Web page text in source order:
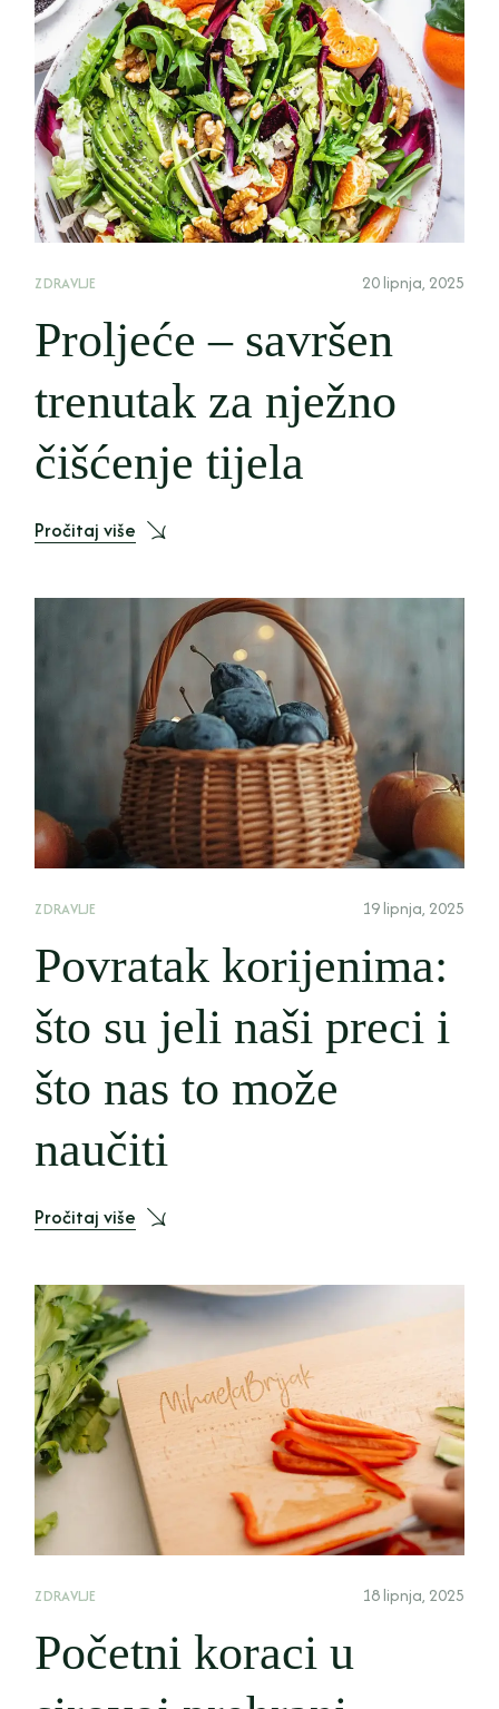
ZDRAVLJE 20 lipnja, 2025
Proljeće – savršen
trenutak za nježno
čišćenje tijela
Pročitaj više
ZDRAVLJE 19 lipnja, 2025
Povratak korijenima:
što su jeli naši preci i
što nas to može
naučiti
Pročitaj više
ZDRAVLJE 18 lipnja, 2025
Početni koraci u